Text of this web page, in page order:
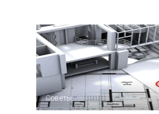
Советы